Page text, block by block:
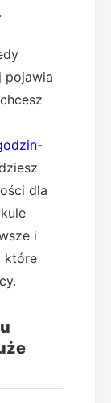
pojawia
dla
i
które